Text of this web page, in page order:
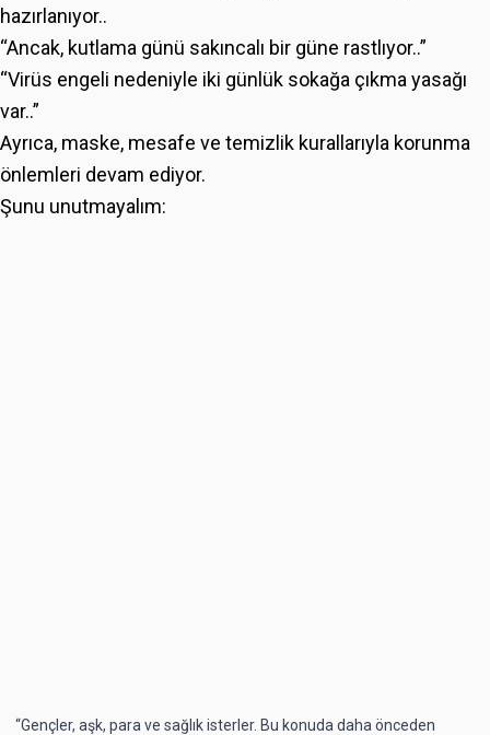
hazırlanıyor..
“Ancak, kutlama günü sakıncalı bir güne rastlıyor..”
“Virüs engeli nedeniyle iki günlük sokağa çıkma yasağı
var..”
Ayrıca, maske, mesafe ve temizlik kurallarıyla korunma
önlemleri devam ediyor.
Şunu unutmayalım:
“Gençler, aşk, para ve sağlık isterler. Bu konuda daha önceden